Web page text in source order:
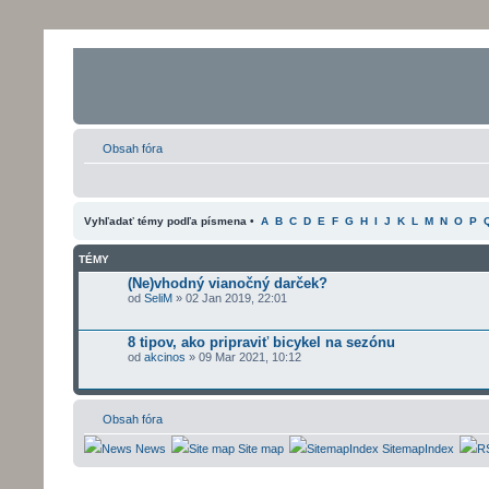
Obsah fóra
Vyhľadať témy podľa písmena • A B C D E F G H I J K L M N O P
TÉMY
(Ne)vhodný vianočný darček?
od SeliM » 02 Jan 2019, 22:01
8 tipov, ako pripraviť bicykel na sezónu
od akcinos » 09 Mar 2021, 10:12
Obsah fóra
News Site map SitemapIndex